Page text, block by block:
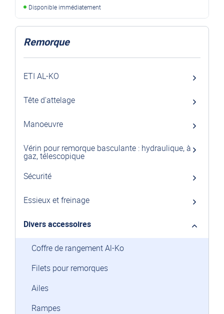
Disponible immédiatement
Remorque
ETI AL-KO
Tête d'attelage
Manoeuvre
Vérin pour remorque basculante : hydraulique, à
gaz, télescopique
Sécurité
Essieux et freinage
Divers accessoires
Coffre de rangement Al-Ko
Filets pour remorques
Ailes
Rampes